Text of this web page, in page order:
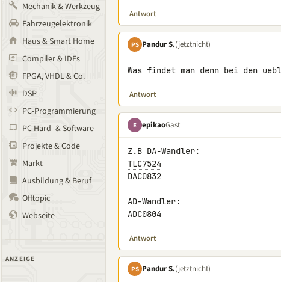
Mechanik & Werkzeug
Fahrzeugelektronik
Haus & Smart Home
Compiler & IDEs
FPGA, VHDL & Co.
DSP
PC-Programmierung
PC Hard- & Software
Projekte & Code
Markt
Ausbildung & Beruf
Offtopic
Webseite
ANZEIGE
Antwort
PS Pandur S.(jetztnicht)
Was findet man denn bei den
Antwort
E epikaoGast
TLC7524
DAC0832
AD-Wandler:
ADC0804
Antwort
PS Pandur S.(jetztnicht)